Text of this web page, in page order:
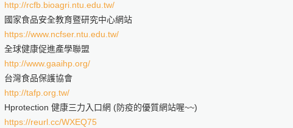
http://rcfb.bioagri.ntu.edu.tw/
國家食品安全教育暨研究中心網站
https://www.ncfser.ntu.edu.tw/
全球健康促進產學聯盟
http://www.gaaihp.org/
台灣食品保護協會
http://tafp.org.tw/
Hprotection 健康三力入口網 (防疫的優質網站喔~~)
https://reurl.cc/WXEQ75